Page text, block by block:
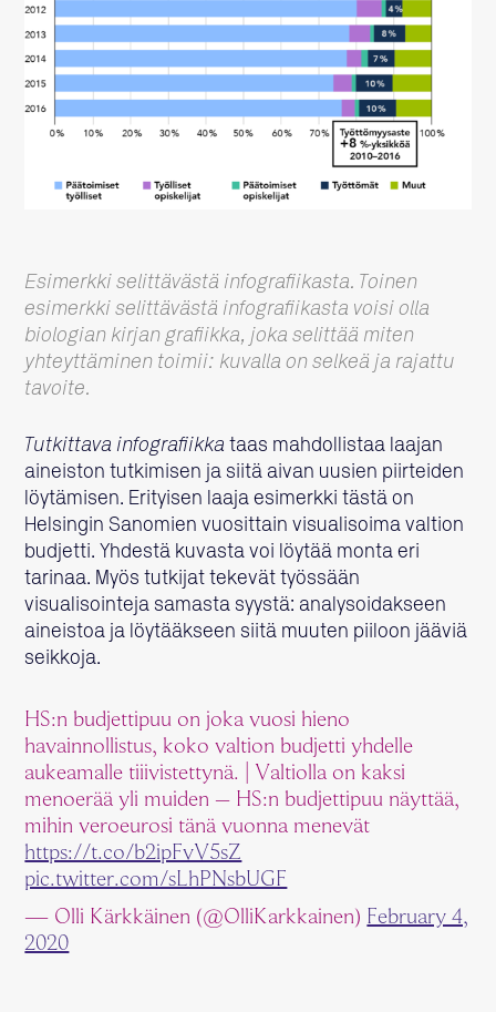
Esimerkki selittävästä infografiikasta. Toinen
esimerkki selittävästä infografiikasta voisi olla
biologian kirjan grafiikka, joka selittää miten
yhteyttäminen toimii: kuvalla on selkeä ja rajattu
tavoite.
Tutkittava infografiikka taas mahdollistaa laajan
aineiston tutkimisen ja siitä aivan uusien piirteiden
löytämisen. Erityisen laaja esimerkki tästä on
Helsingin Sanomien vuosittain visualisoima valtion
budjetti. Yhdestä kuvasta voi löytää monta eri
tarinaa. Myös tutkijat tekevät työssään
visualisointeja samasta syystä: analysoidakseen
aineistoa ja löytääkseen siitä muuten piiloon jääviä
seikkoja.
HS:n budjettipuu on joka vuosi hieno
havainnollistus, koko valtion budjetti yhdelle
aukeamalle tiiivistettynä. | Valtiolla on kaksi
menoerää yli muiden – HS:n budjetti­puu näyttää,
mihin vero­eurosi tänä vuonna menevät
https://t.co/b2ipFvV5sZ
pic.twitter.com/sLhPNsbUGF
— Olli Kärkkäinen (@OlliKarkkainen) February 4,
2020